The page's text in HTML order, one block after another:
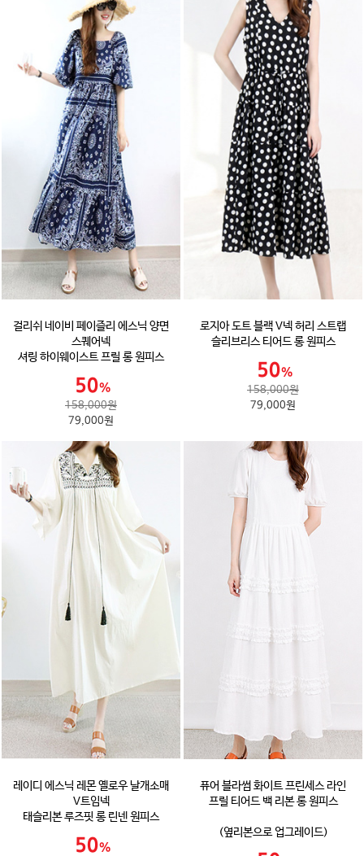
걸리쉬 네이비 페이즐리 에스닉 양면
스퀘어넥
셔링 하이웨이스트 프릴 롱 원피스
158,000원
79,000원
로지아 도트 블랙 V넥 허리 스트랩
슬리브리스 티어드 롱 원피스
158,000원
79,000원
레이디 에스닉 레몬 옐로우 날개소매
V트임넥
태슬리본 루즈핏 롱 린넨 원피스
퓨어 블라썸 화이트 프린세스 라인
프릴 티어드 백 리본 롱 원피스
(옆리본으로 업그레이드)